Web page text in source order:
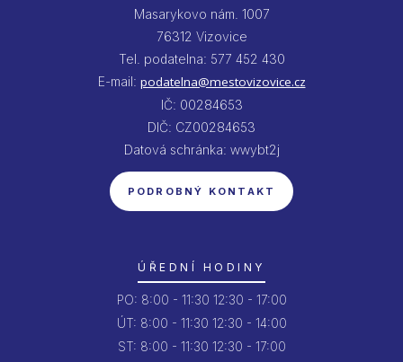
Masarykovo nám. 1007
76312 Vizovice
Tel. podatelna: 577 452 430
E-mail: podatelna@mestovizovice.cz
IČ: 00284653
DIČ: CZ00284653
Datová schránka: wwybt2j
PODROBNÝ KONTAKT
ÚŘEDNÍ HODINY
PO: 8:00 - 11:30 12:30 - 17:00
ÚT: 8:00 - 11:30 12:30 - 14:00
ST: 8:00 - 11:30 12:30 - 17:00